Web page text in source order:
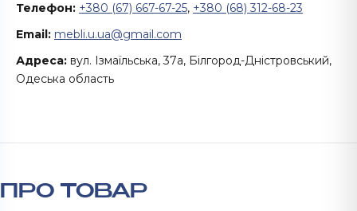
Телефон: +380 (67) 667-67-25, +380 (68) 312-68-23
Email: mebli.u.ua@gmail.com
Адреса: вул. Ізмаїльська, 37а, Білгород-Дністровський,
Одеська область
ПРО ТОВАР